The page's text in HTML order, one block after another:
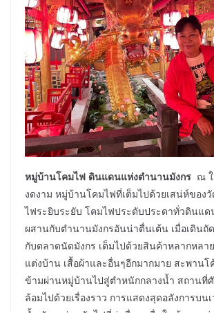
หมู่บ้านโคมไฟ ดินแดนแห่งตำนานมังกร ณ
งดงาม หมู่บ้านโคมไฟที่เต็มไปด้วยเสน่ห์ของ
ไฟระยิบระยับ โคมไฟประดับประดาทั่วดินแ
ผสานกับตำนานมังกรอันน่าตื่นเต้น เมื่อเดินถั
กับตลาดนัดมังกร เต็มไปด้วยสินค้าหลากหลา
แต่งบ้าน เสื้อผ้าและอื่นๆอีกมากมาย สะพานโ
ข้ามผ่านหมู่บ้านไปสู่ตำหนักกลางน้ำ สถานที่
ล้อมไปด้วยเรื่องราว การแสดงสุดอลังการบน